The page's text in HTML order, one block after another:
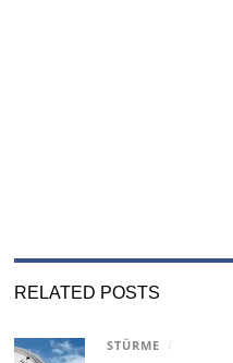
RELATED POSTS
STÜRME /